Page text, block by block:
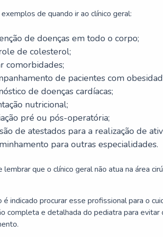
de quando ir ao clínico geral:
de doenças em todo o corpo;
de colesterol;
comorbidades;
de pacientes com
de doenças cardíacas;
nutricional;
pré ou pós-operatória;
de atestados para a realização de
para outras especialidades.
lembrar que o clínico geral não atua na área
é indicado procurar esse profissional para o
completa e detalhada do pediatra para